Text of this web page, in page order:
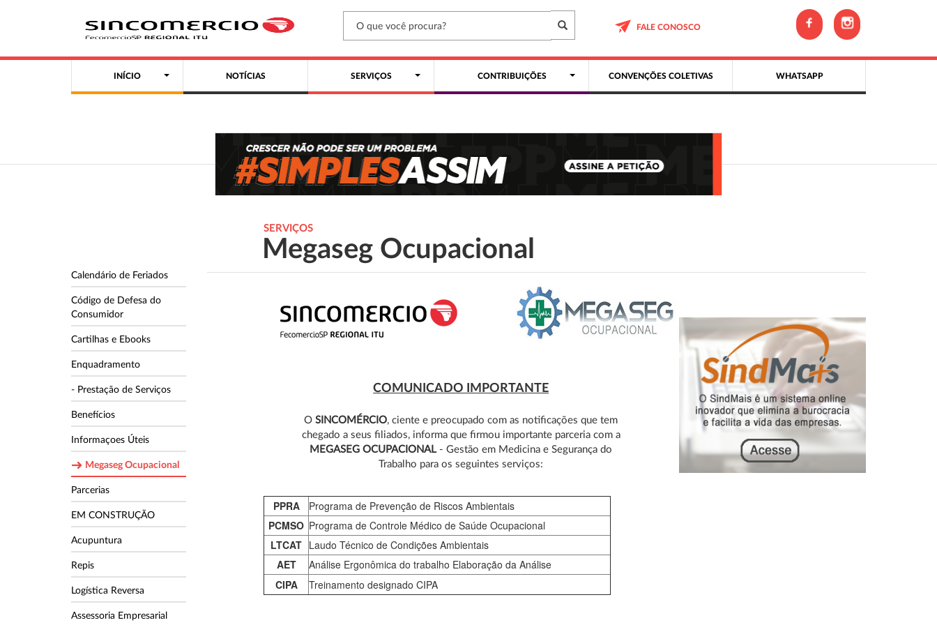
FALE CONOSCO
INÍCIO NOTÍCIAS SERVIÇOS CONTRIBUIÇÕES CONVENÇÕES COLETIVAS WHATSAPP
Calendário de Feriados
Código de Defesa do
Consumidor
Cartilhas e Ebooks
Enquadramento
- Prestação de Serviços
Benefícios
Informaçoes Úteis
Megaseg Ocupacional
Parcerias
EM CONSTRUÇÃO
Acupuntura
Repis
Logística Reversa
Assessoria Empresarial
SERVIÇOS
Megaseg Ocupacional
COMUNICADO IMPORTANTE
OSINCOMÉRCIO, ciente e preocupado com as notificações que tem
chegado a seus filiados, informa que firmou importante parceria com a
MEGASEG OCUPACIONAL - Gestão em Medicina e Segurança do
Trabalho para os seguintes serviços:
PPRA
Programa de Prevenção de Riscos Ambientais
PCMSO Programa de Controle Médico de Saúde Ocupacional
LTCAT Laudo Técnico de Condições Ambientais
AET
Análise Ergonômica do trabalho Elaboração da Análise
CIPA
Treinamento designado CIPA